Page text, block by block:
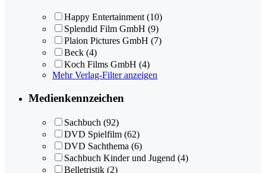
Happy Entertainment (10)
Splendid Film GmbH (9)
Plaion Pictures GmbH (7)
Beck (4)
Koch Films GmbH (4)
Mehr Verlag-Filter anzeigen
Medienkennzeichen
Sachbuch (92)
DVD Spielfilm (62)
DVD Sachthema (6)
Sachbuch Kinder und Jugend (4)
Belletristik (2)